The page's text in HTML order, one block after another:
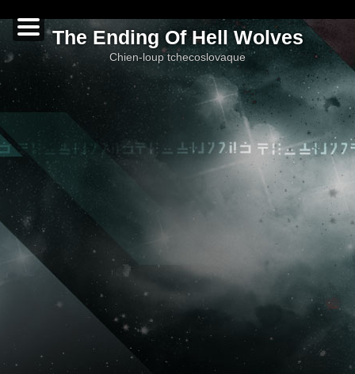
The Ending Of Hell Wolves
chien-loup tchecoslovaque